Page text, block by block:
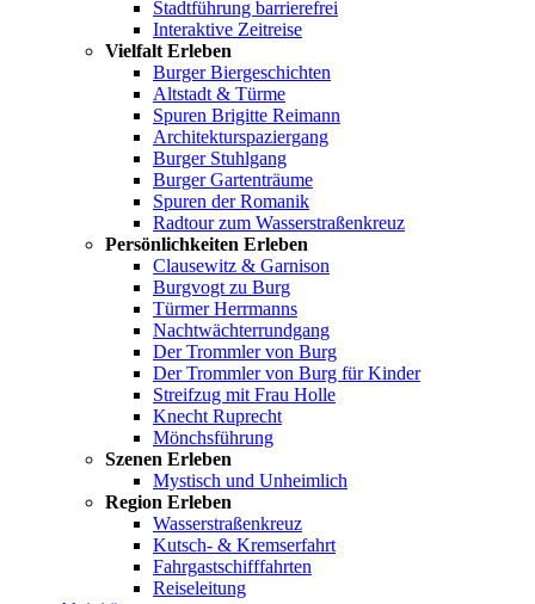
Stadtführung barrierefrei
Interaktive Zeitreise
Vielfalt Erleben
Burger Biergeschichten
Altstadt & Türme
Spuren Brigitte Reimann
Architekturspaziergang
Burger Stuhlgang
Burger Gartenträume
Spuren der Romanik
Radtour zum Wasserstraßenkreuz
Persönlichkeiten Erleben
Clausewitz & Garnison
Burgvogt zu Burg
Türmer Herrmanns
Nachtwächterrundgang
Der Trommler von Burg
Der Trommler von Burg für Kinder
Streifzug mit Frau Holle
Knecht Ruprecht
Mönchsführung
Szenen Erleben
Mystisch und Unheimlich
Region Erleben
Wasserstraßenkreuz
Kutsch- & Kremserfahrt
Fahrgastschifffahrten
Reiseleitung